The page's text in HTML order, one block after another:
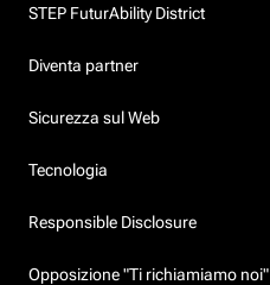
STEP FuturAbility District
Diventa partner
Sicurezza sul Web
Tecnologia
Responsible Disclosure
Opposizione "Ti richiamiamo noi"